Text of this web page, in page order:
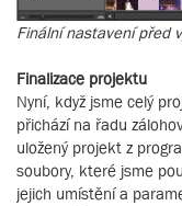
Finální nastavení před
Finalizace projektu
Nyní, když jsme celý
přichází na řadu
uložený projekt z
soubory, které jsme
jejich umístění a